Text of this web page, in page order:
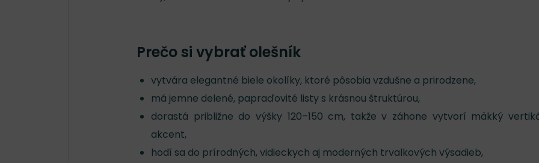
Prečo si vybrať olešník
vytvára elegantné biele okolíky, ktoré pôsobia vzdušne a prirodzene,
má jemne delené, papraďovité listy s krásnou štruktúrou,
dorastá približne do výšky 120–150 cm, takže v záhone vytvorí mäkký
akcent,
hodí sa do prírodných, vidieckych aj moderných trvalkových výsadieb,